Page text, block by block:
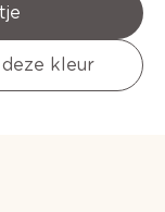
kleur